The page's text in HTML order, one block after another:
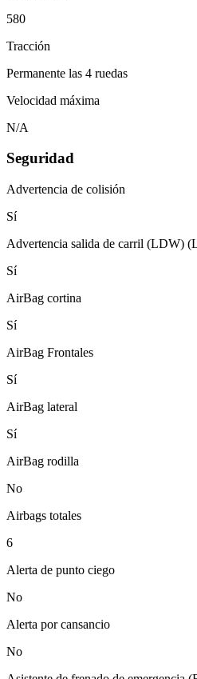
580
Tracción
Permanente las 4 ruedas
Velocidad máxima
N/A
Seguridad
Advertencia de colisión
Sí
Advertencia salida de carril (LDW)
Sí
AirBag cortina
Sí
AirBag Frontales
Sí
AirBag lateral
Sí
AirBag rodilla
No
Airbags totales
6
Alerta de punto ciego
No
Alerta por cansancio
No